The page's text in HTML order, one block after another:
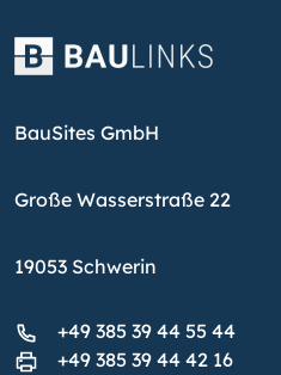
BauSites GmbH
Große Wasserstraße 22
19053 Schwerin
+49 385 39 44 55 44
+49 385 39 44 42 16